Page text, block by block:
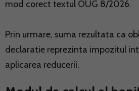
mod corect textul OUG 8/2026.
Prin urmare, suma rezultata ca
declaratie reprezinta impozitul
aplicarea reducerii.